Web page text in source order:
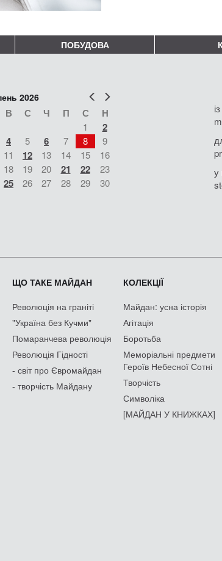
ПОБУДОВА
Попер
2026
В С Ч П С Н
1 2
4 5 6 7 8
9
11 12 13 14 15
16
18 19 20 21 22
23
25 26 27 28 29
30
у
ЩО ТАКЕ МАЙДАН
Революція на граніті
"Україна без Кучми"
Помаранчева революція
Революція Гідності
- світ про Євромайдан
- творчість Майдану
КОЛЕКЦІЇ
Майдан: усна історія
Агітація
Боротьба
Меморіальні предмети
Героїв Небесної Сотні
Творчість
Символіка
[МАЙДАН У КНИЖКАХ]